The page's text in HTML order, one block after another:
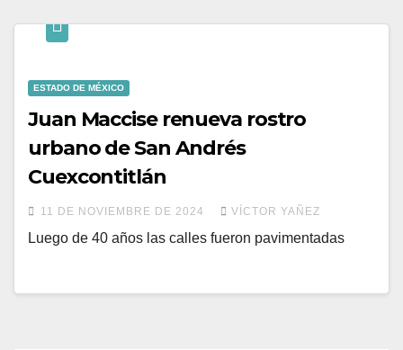
ESTADO DE MÉXICO
Juan Maccise renueva rostro
urbano de San Andrés
Cuexcontitlán
11 DE NOVIEMBRE DE 2024 VÍCTOR YAÑEZ
Luego de 40 años las calles fueron pavimentadas